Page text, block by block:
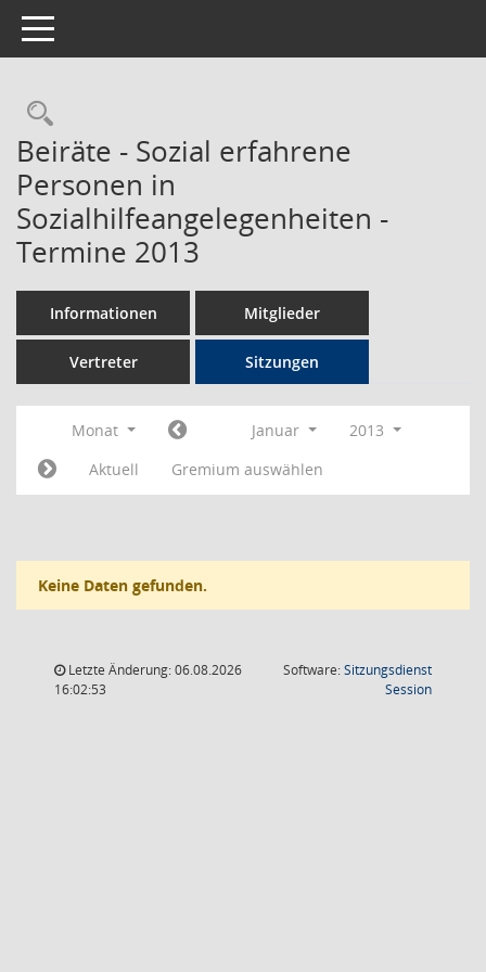
Toggle navigation
Rechercheauswahl
Beiräte - Sozial erfahrene
Personen in
Sozialhilfeangelegenheiten -
Termine 2013
Informationen Mitglieder
Vertreter Sitzungen
Monat Januar
2013
Aktuell
Gremium auswählen
Keine Daten gefunden.
Letzte Änderung: 06.08.2026
16:02:53
Software:Sitzungsdienst
Session(Wird in